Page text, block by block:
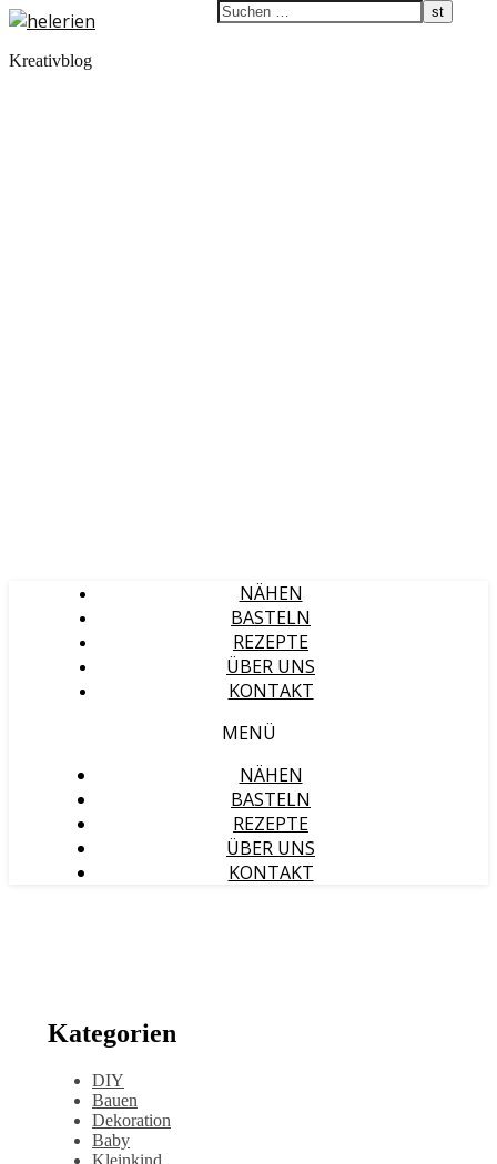
Kreativblog
NÄHEN
BASTELN
REZEPTE
ÜBER UNS
KONTAKT
MENÜ
NÄHEN
BASTELN
REZEPTE
ÜBER UNS
KONTAKT
Kategorien
DIY
Bauen
Dekoration
Baby
Kleinkind